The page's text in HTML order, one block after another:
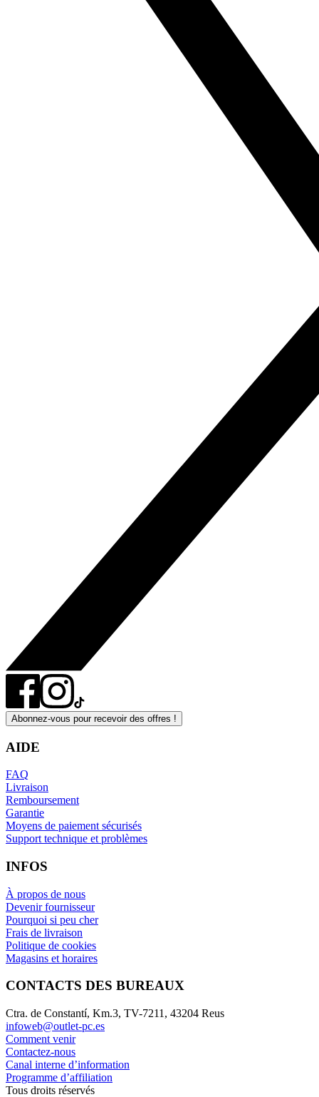
Abonnez-vous pour recevoir des offres !
AIDE
FAQ
Livraison
Remboursement
Garantie
Moyens de paiement sécurisés
Support technique et problèmes
INFOS
À propos de nous
Devenir fournisseur
Pourquoi si peu cher
Frais de livraison
Politique de cookies
Magasins et horaires
CONTACTS DES BUREAUX
Ctra. de Constantí, Km.3, TV-7211, 43204 Reus
infoweb@outlet-pc.es
Comment venir
Contactez-nous
Canal interne d’information
Programme d’affiliation
Tous droits réservés